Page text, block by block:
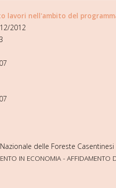
lavori nell'ambito del
2012
delle Foreste Casentinesi
IN ECONOMIA - AFFIDAMENTO